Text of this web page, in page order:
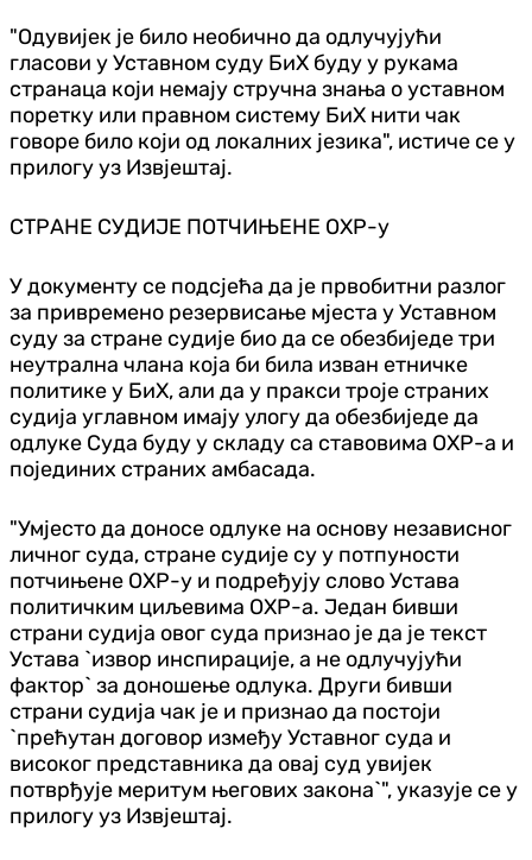
"Одувијек је било необично да одлучујући
гласови у Уставном суду БиХ буду у рукама
странаца који немају стручна знања о уставном
поретку или правном систему БиХ нити чак
говоре било који од локалних језика", истиче се у
прилогу уз Извјештај.
СТРАНЕ СУДИЈЕ ПОТЧИЊЕНЕ ОХР-у
У документу се подсјећа да је првобитни разлог
за привремено резервисање мјеста у Уставном
суду за стране судије био да се обезбиједе три
неутрална члана која би била изван етничке
политике у БиХ, али да у пракси троје страних
судија углавном имају улогу да обезбиједе да
одлуке Суда буду у складу са ставовима ОХР-а и
појединих страних амбасада.
"Умјесто да доносе одлуке на основу независног
личног суда, стране судије су у потпуности
потчињене ОХР-у и подређују слово Устава
политичким циљевима ОХР-а. Један бивши
страни судија овог суда признао је да је текст
Устава `извор инспирације, а не одлучујући
фактор` за доношење одлука. Други бивши
страни судија чак је и признао да постоји
`прећутан договор између Уставног суда и
високог представника да овај суд увијек
потврђује меритум његових закона`", указује се у
прилогу уз Извјештај.